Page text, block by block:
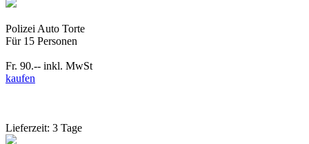
Polizei Auto Torte
Für 15 Personen
Fr. 90.-- inkl. MwSt
kaufen
Lieferzeit: 3 Tage